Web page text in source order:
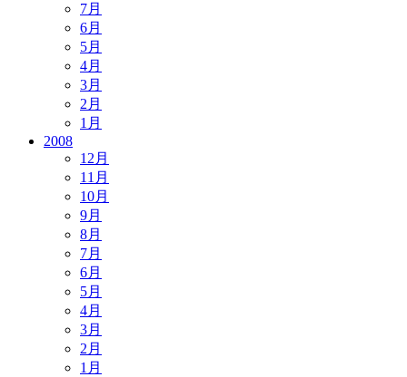
7月
6月
5月
4月
3月
2月
1月
2008
12月
11月
10月
9月
8月
7月
6月
5月
4月
3月
2月
1月